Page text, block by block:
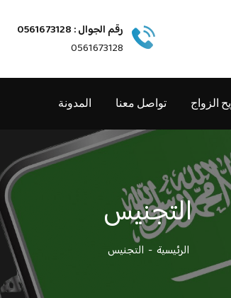
رقم الجوال : 0561673128
0561673128
الزواج تواصل معنا المدونة
التجنيس
الرئيسية التجنيس